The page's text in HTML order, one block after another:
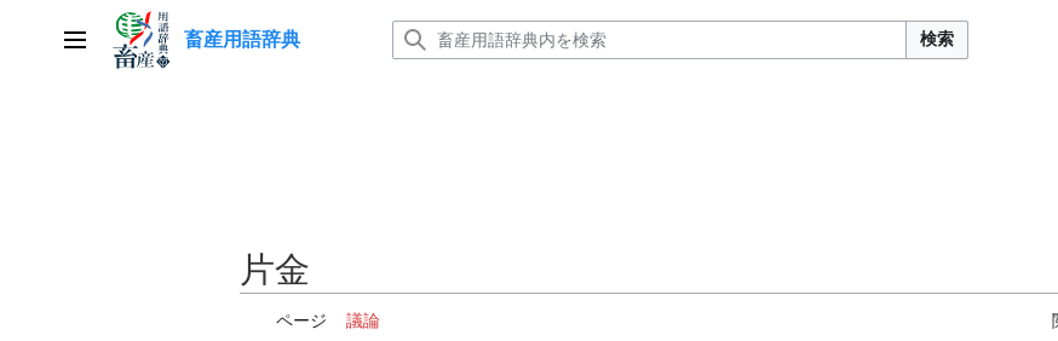
メインメニュー
畜産用語辞典 検索
片金
ページ 議論